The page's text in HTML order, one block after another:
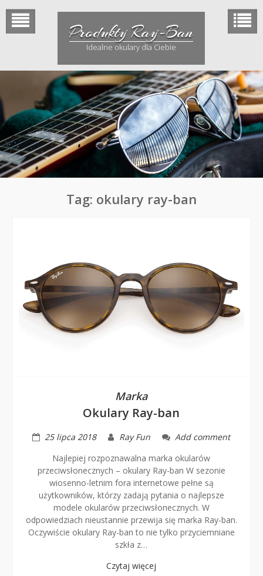
Skip
content
Produkty Ray-Ban
Idealne okulary dla Ciebie
Tag: okulary ray-ban
Marka
Okulary Ray-ban
25 lipca 2018 Ray Fun
Add comment
Najlepiej rozpoznawalna marka okularów
przeciwsłonecznych – okulary Ray-ban W sezonie
wiosenno-letnim fora internetowe pełne są
użytkowników, którzy zadają pytania o najlepsze
modele okularów przeciwsłonecznych. W
odpowiedziach nieustannie przewija się marka Ray-ban.
Oczywiście okulary Ray-ban to nie tylko przyciemniane
szkła z…
Czytaj więcej